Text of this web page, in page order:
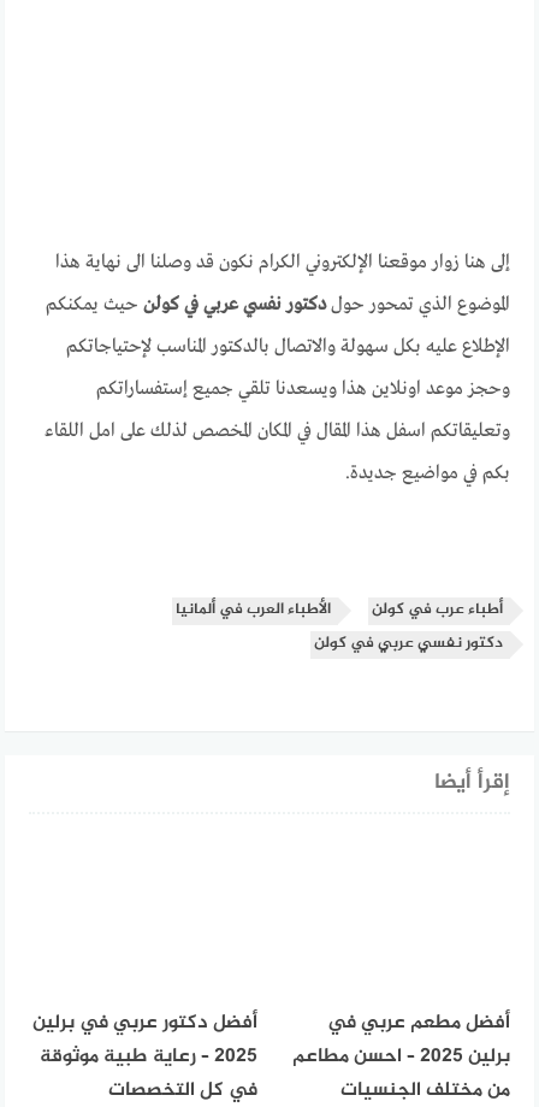
إلى هنا زوار موقعنا الإلكتروني الكرام نكون قد وصلنا الى نهاية هذا
الموضوع الذي تمحور حولدكتور نفسي عربي في كولن حيث يمكنكم
الإطلاع عليه بكل سهولة والاتصال بالدكتور المناسب لإحتياجاتكم
وحجز موعد اونلاين هذا ويسعدنا تلقي جميع إستفساراتكم
وتعليقاتكم اسفل هذا المقال في المكان المخصص لذلك على امل اللقاء
بكم في مواضيع جديدة.
أطباء عرب في كولن
الأطباء العرب في ألمانيا
دكتور نفسي عربي في كولن
إقرأ أيضا
أفضل مطعم عربي في
برلين 2025 – احسن مطاعم
من مختلف الجنسيات
أفضل دكتور عربي في برلين
2025 – رعاية طبية موثوقة
في كل التخصصات